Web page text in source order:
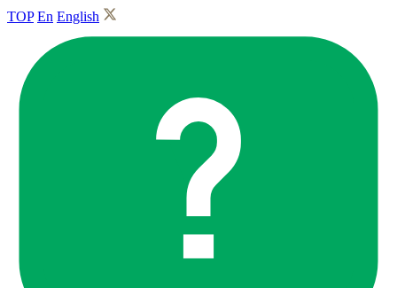
TOP En English